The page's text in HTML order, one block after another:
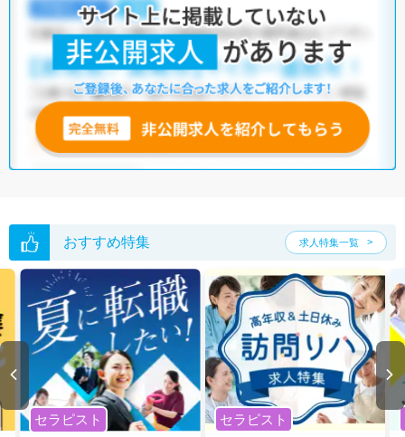
おすすめ特集 求人特集一覧
セラピスト セラピスト